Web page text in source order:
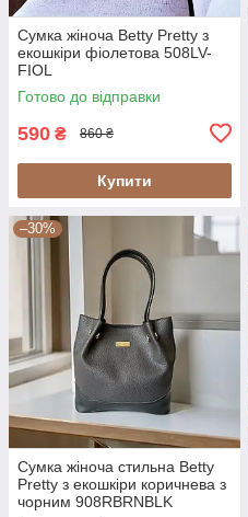
Сумка жіноча Betty Pretty з
екошкіри фіолетова 508LV-
FIOL
Готово до відправки
590 ₴ 860 ₴
Купити
–30%
Сумка жіноча стильна Betty
Pretty з екошкіри коричнева з
чорним 908RBRNBLK